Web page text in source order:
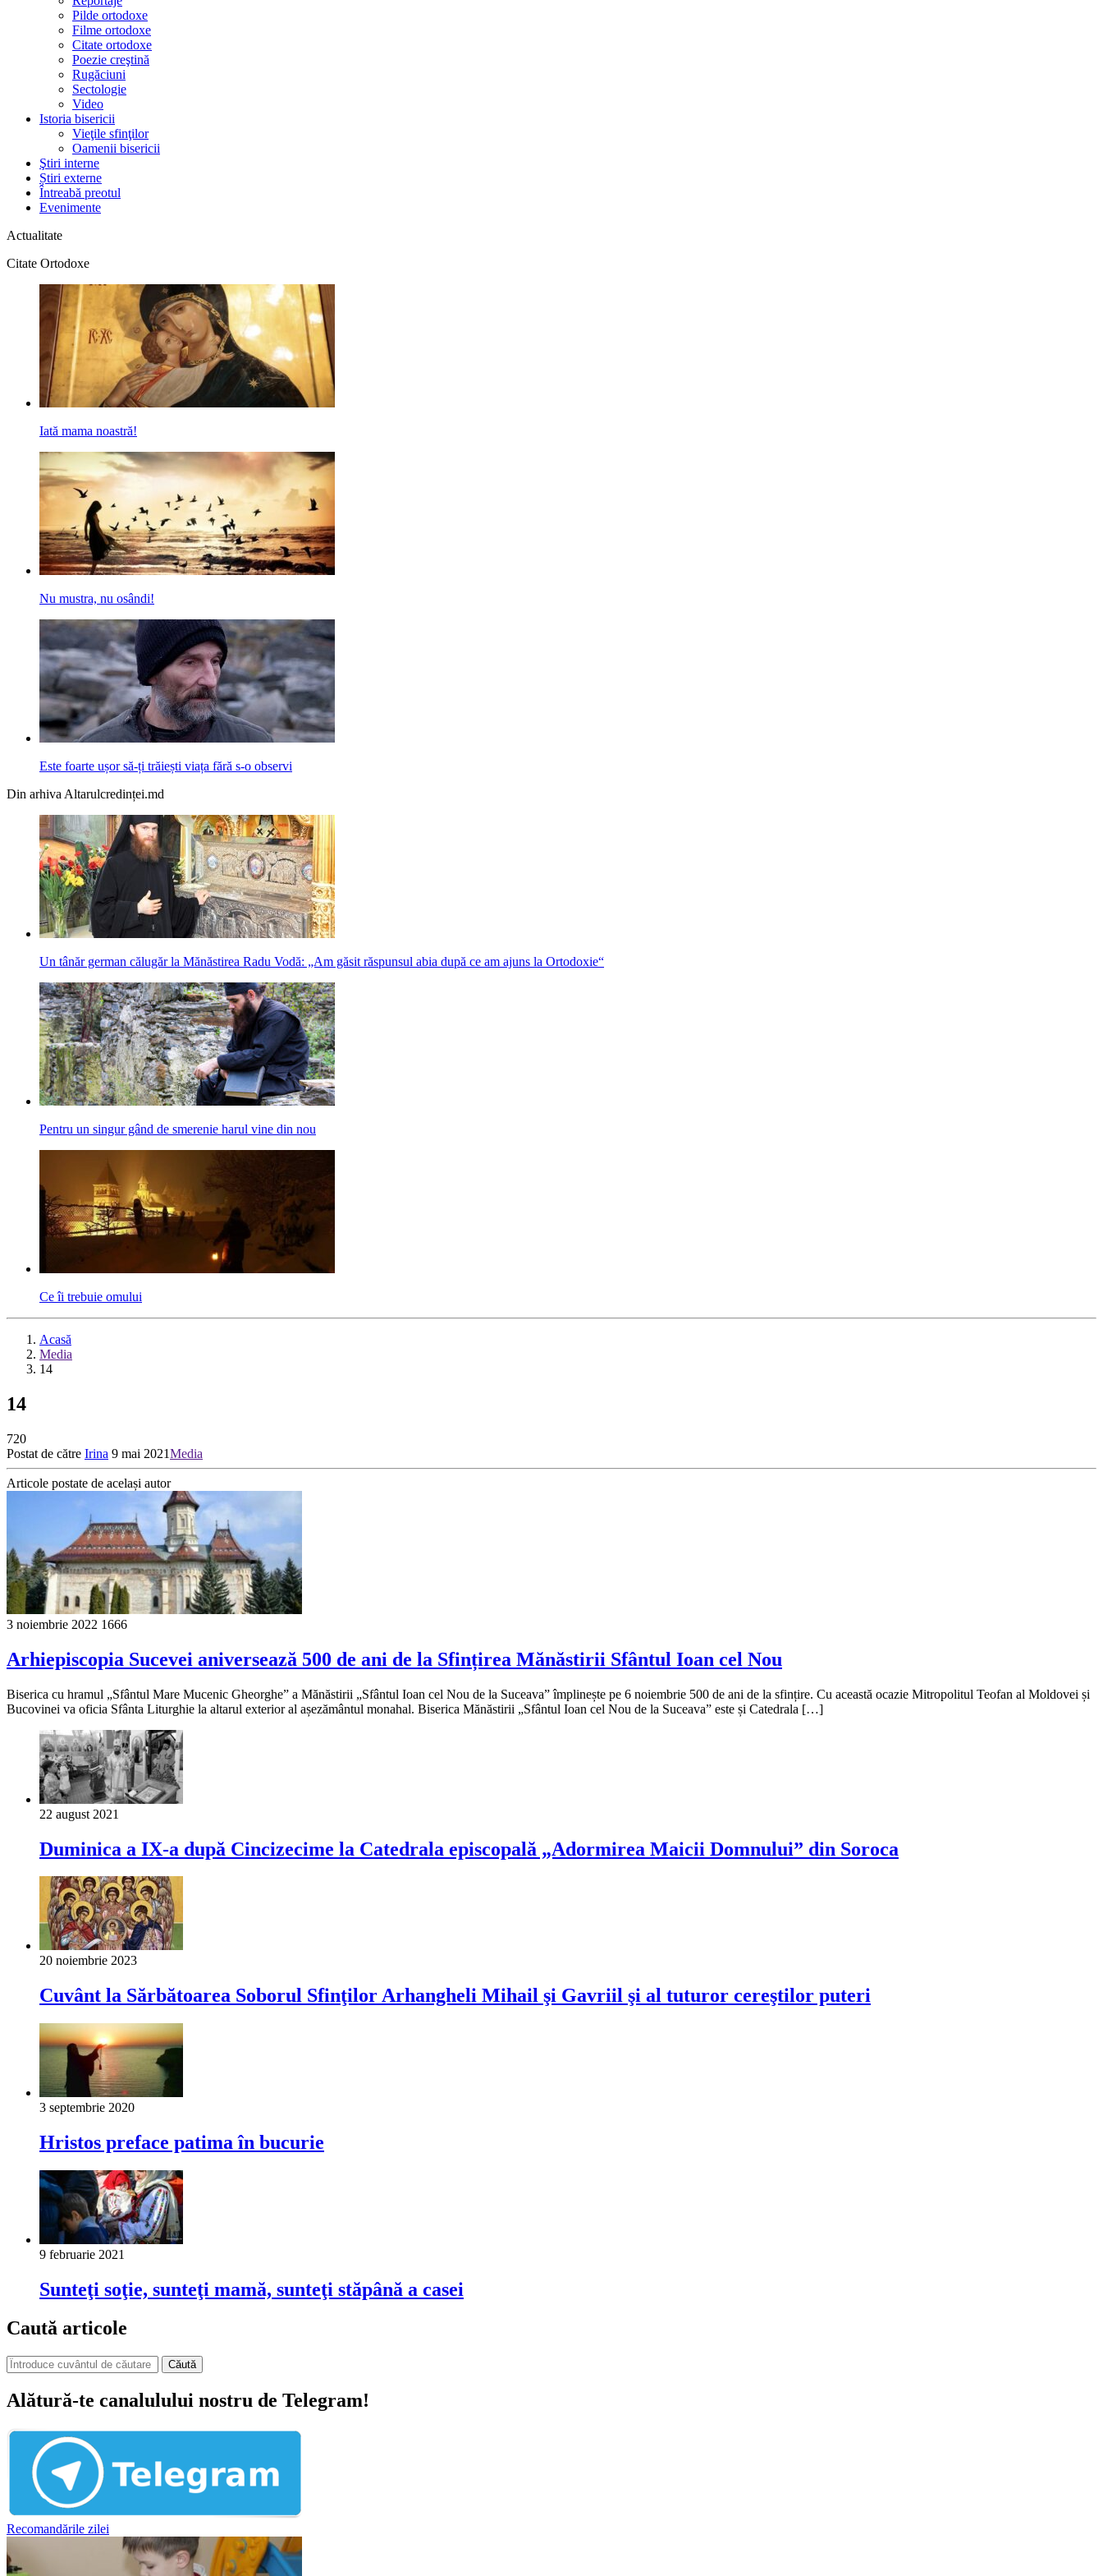
Pilde ortodoxe
Filme ortodoxe
Citate ortodoxe
Poezie creştină
Rugăciuni
Sectologie
Video
Istoria bisericii
Vieţile sfinţilor
Oamenii bisericii
Ştiri interne
Știri externe
Întreabă preotul
Evenimente
Actualitate
Citate Ortodoxe
Iată mama noastră!
Nu mustra, nu osândi!
Este foarte ușor să-ți trăiești viața fără s-o observi
Din arhiva Altarulcredinței.md
Un tânăr german călugăr la Mănăstirea Radu Vodă: „Am găsit răspunsul abia după ce am ajuns la Ortodoxie“
Pentru un singur gând de smerenie harul vine din nou
Ce îi trebuie omului
Acasă
Media
14
14
720
Postat de către Irina 9 mai 2021Media
Articole postate de același autor
3 noiembrie 2022 1666
Arhiepiscopia Sucevei aniversează 500 de ani de la Sfințirea Mănăstirii Sfântul Ioan cel Nou
Biserica cu hramul „Sfântul Mare Mucenic Gheorghe” a Mănăstirii „Sfântul Ioan cel Nou de la Suceava” împlinește pe 6 noiembrie 500 de ani de la sfințire. Cu această ocazie Mitropolitul Teofan al Moldovei și
Bucovinei va oficia Sfânta Liturghie la altarul exterior al așezământul monahal. Biserica Mănăstirii „Sfântul Ioan cel Nou de la Suceava” este și Catedrala […]
22 august 2021
Duminica a IX-a după Cincizecime la Catedrala episcopală „Adormirea Maicii Domnului” din Soroca
20 noiembrie 2023
Cuvânt la Sărbătoarea Soborul Sfinţilor Arhangheli Mihail şi Gavriil şi al tuturor cereştilor puteri
3 septembrie 2020
Hristos preface patima în bucurie
9 februarie 2021
Sunteţi soţie, sunteţi mamă, sunteţi stăpână a casei
Caută articole
Căută
Alătură-te canalulului nostru de Telegram!
Recomandările zilei